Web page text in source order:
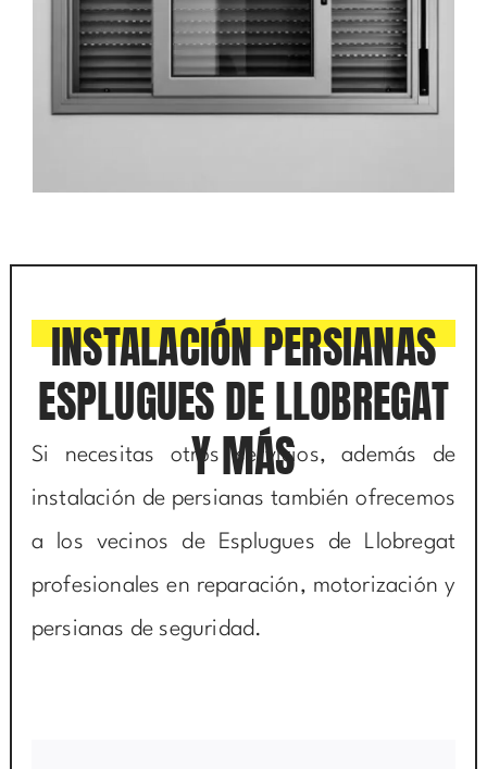
INSTALACIÓN PERSIANAS
ESPLUGUES DE LLOBREGAT
Y MÁS
Si necesitas otros servicios, además de
instalación de persianas también ofrecemos
a los vecinos de Esplugues de Llobregat
profesionales en reparación, motorización y
persianas de seguridad.